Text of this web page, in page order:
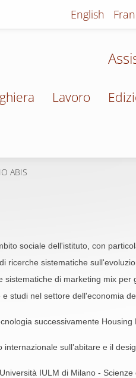
English
Lavoro
ABIS
sociale dell'istituto, con
ricerche sistematiche
di marketing mix
studi nel settore dell'economia
successivamente Housing
sull’abitare e il
IULM di Milano -